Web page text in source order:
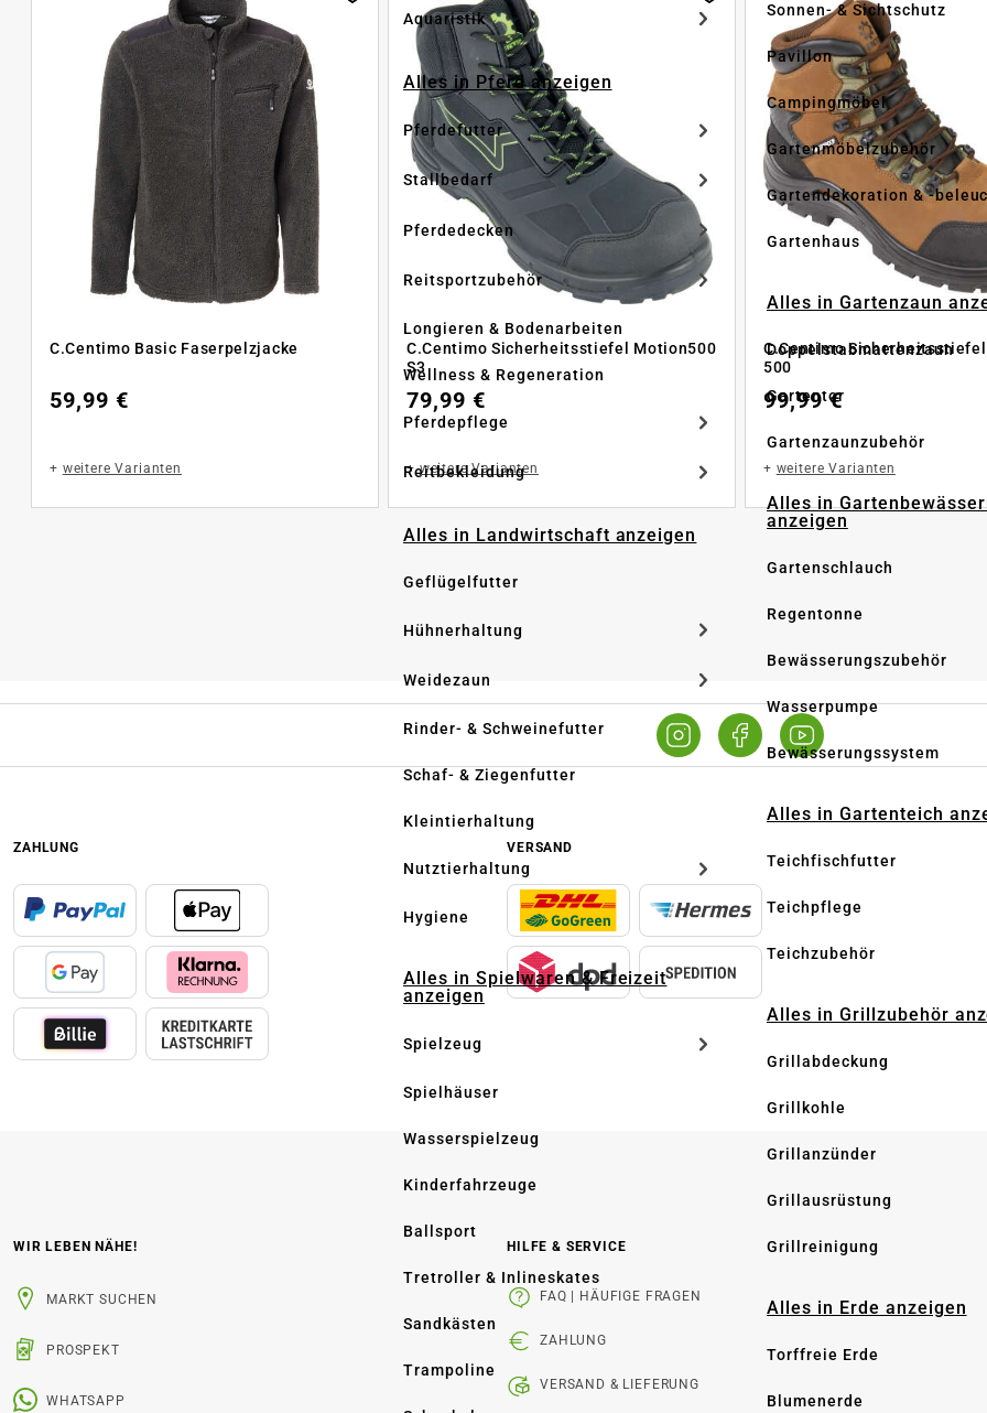
Aquaristik
Alles in Pferd anzeigen
Pferdefutter
Stallbedarf
Pferdedecken
Reitsportzubehör
Longieren & Bodenarbeiten
Wellness & Regeneration
Pferdepflege
Reitbekleidung
Alles in Landwirtschaft anzeigen
Geflügelfutter
Hühnerhaltung
Weidezaun
Rinder- & Schweinefutter
Schaf- & Ziegenfutter
Kleintierhaltung
Nutztierhaltung
Hygiene
Alles in Spielwaren & Freizeit
anzeigen
Spielzeug
Spielhäuser
Wasserspielzeug
Kinderfahrzeuge
Ballsport
Tretroller & Inlineskates
Sandkästen
Trampoline
Sonnen- & Sichtschutz
Pavillon
Campingmöbel
Gartenmöbelzubehör
Gartendekoration & -
Gartenhaus
Alles in Gartenzaun
Doppelstabmattenzaun
Gartentor
Gartenzaunzubehör
Alles in
anzeigen
Gartenschlauch
Regentonne
Bewässerungszubehör
Wasserpumpe
Bewässerungssystem
Alles in Gartenteich
Teichfischfutter
Teichpflege
Teichzubehör
Alles in Grillzubehör
Grillabdeckung
Grillkohle
Grillanzünder
Grillausrüstung
Grillreinigung
Alles in Erde anzeigen
Torffreie Erde
Blumenerde
C.Centimo Basic Faserpelzjacke
59,99 €
+ weitere Varianten
C.Centimo Sicherheitsstiefel Motion500
S3
79,99 €
+weitere Varianten
C.Centimo Sicherheitsstiefel
500
99,99 €
+ weitere Varianten
ZAHLUNG VERSAND
WIR LEBEN NÄHE!
MARKT SUCHEN
PROSPEKT
WHATSAPP
HILFE & SERVICE
FAQ | HÄUFIGE FRAGEN
ZAHLUNG
VERSAND & LIEFERUNG